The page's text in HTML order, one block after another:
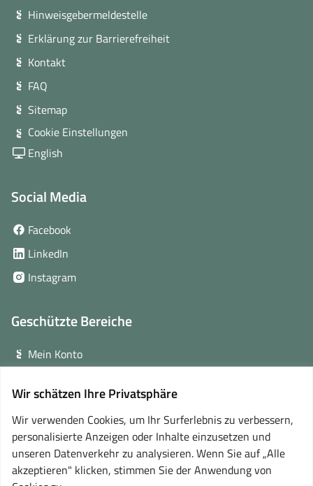
Wir schätzen Ihre Privatsphäre
Wir verwenden Cookies, um Ihr Surferlebnis zu verbessern,
personalisierte Anzeigen oder Inhalte einzusetzen und
unseren Datenverkehr zu analysieren. Wenn Sie auf „Alle
akzeptieren" klicken, stimmen Sie der Anwendung von
Hinweisgebermeldestelle
Erklärung zur Barrierefreiheit
Kontakt
FAQ
Sitemap
Cookie Einstellungen
English
Social Media
Facebook
Fenster)
LinkedIn
neuem
Instagram(öffnet
Fenster)
Geschützte Bereiche
Mein Konto
Online-Lernplattform(öffnet
in
neuem
Fenster)
Partner